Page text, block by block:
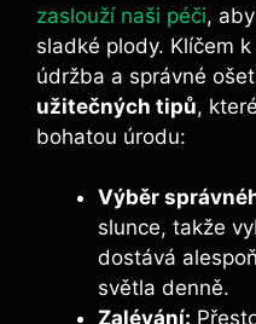
zaslouží naši péči,
sladké plody. Klíčem
údržba a⁤ správné
užitečných tipů,
bohatou úrodu:
Výběr
slunce, takže
dostává
světla denně.
Zalévání: